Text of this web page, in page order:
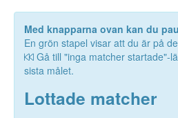
Med knapparna ovan kan du
En grön stapel visar att du är på
Gå till "inga matcher startade"-
sista målet.
Lottade matcher